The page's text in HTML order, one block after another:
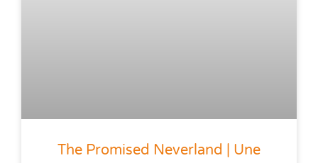
The Promised Neverland | Une